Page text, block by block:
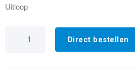
Uitloop
Direct bestellen